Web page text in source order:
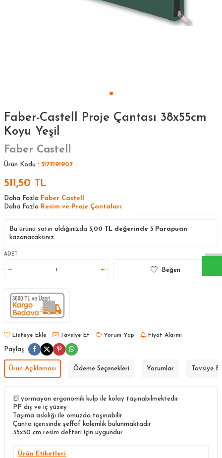
Faber-Castell Proje Çantası 38x55cm
Koyu Yeşil
Faber Castell
Ürün Kodu : 5177191907
511,50 TL
Daha Fazla Faber Castell
Daha Fazla Resim ve Proje Çantaları
Bu ürünü satın aldığınızda 5,00 TL değerinde 5 Parapuan
kazanacaksınız.
ADET
Beğen
Listeye Ekle Tavsiye Et Yorum Yap Fiyat Alarmı
Paylaş
Ürün Açıklaması Ödeme Seçenekleri Yorumlar Tavsiye
El yormayan ergonomik kulp ile kolay taşınabilmektedir
PP dış ve iç yüzey
Taşıma askılığı ile omuzda taşınabilir
Çanta içerisinde şeffaf kalemlik bulunmaktadır
35x50 cm resim defteri için uygundur
Ürün Etiketleri